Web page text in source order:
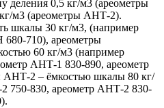
деления 0,5 кг/м3 (ареометры
м3 (ареометры АНТ-2).
шкалы 30 кг/м3, (например
710), ареометры
60 кг/м3 (например
АНТ-1 830-890, ареометр
АНТ-2 – ёмкостью шкалы 80 кг/
750-830, ареометр АНТ-2 830-